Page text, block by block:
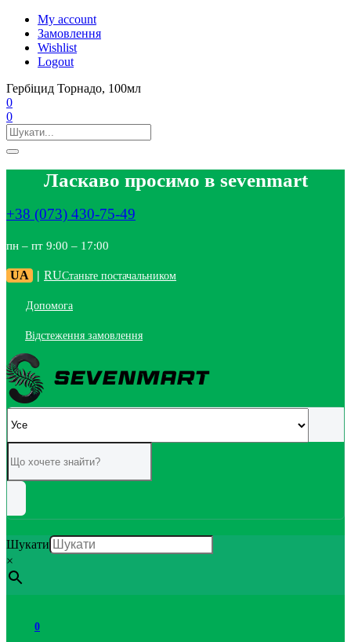
My account
Замовлення
Wishlist
Logout
Гербіцид Торнадо, 100мл
0
0
Ласкаво просимо в sevenmart
+38 (073) 430-75-49
пн – пт 9:00 – 17:00
UA | RUСтаньте постачальником
Допомога
Відстеження замовлення
Шукати
×
0